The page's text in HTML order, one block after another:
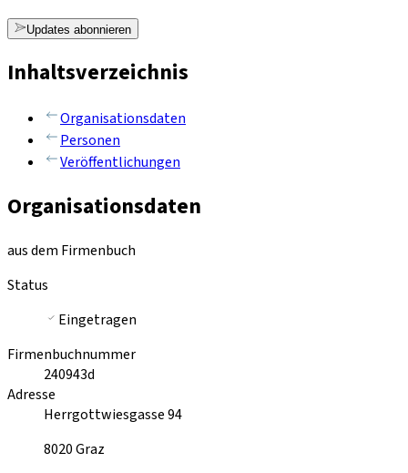
Updates abonnieren
Inhaltsverzeichnis
Organisationsdaten
Personen
Veröffentlichungen
Organisationsdaten
aus dem Firmenbuch
Status
Eingetragen
Firmenbuchnummer
240943d
Adresse
Herrgottwiesgasse 94
8020Graz